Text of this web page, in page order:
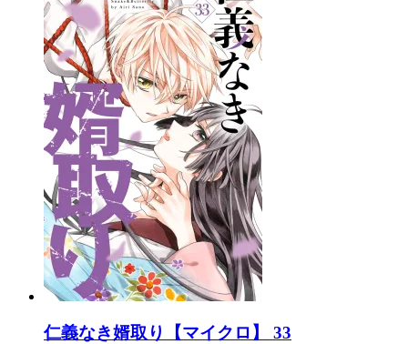
仁義なき婿取り【マイクロ】 33